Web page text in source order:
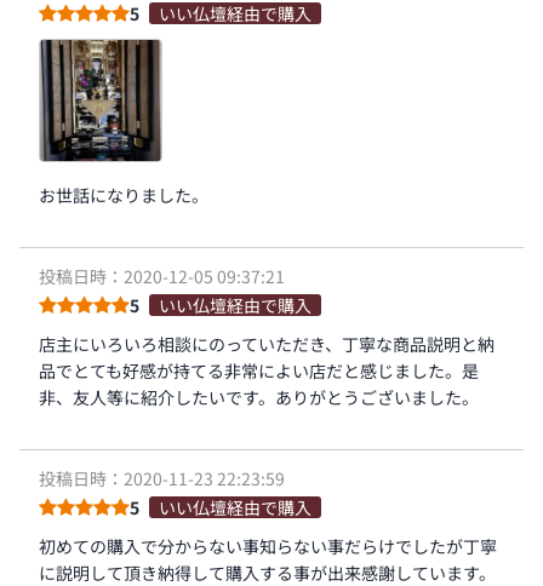
5
いい仏壇経由で購入
お世話になりました。
投稿日時：2020-12-05 09:37:21
5
いい仏壇経由で購入
店主にいろいろ相談にのっていただき、丁寧な商品説明と納
品でとても好感が持てる非常によい店だと感じました。是
非、友人等に紹介したいです。ありがとうございました。
投稿日時：2020-11-23 22:23:59
5
いい仏壇経由で購入
初めての購入で分からない事知らない事だらけでしたが丁寧
に説明して頂き納得して購入する事が出来感謝しています。